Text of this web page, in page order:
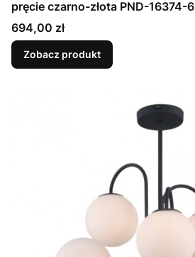
pręcie czarno-złota PND-16374-
Cena
694,00 zł
Zobacz produkt